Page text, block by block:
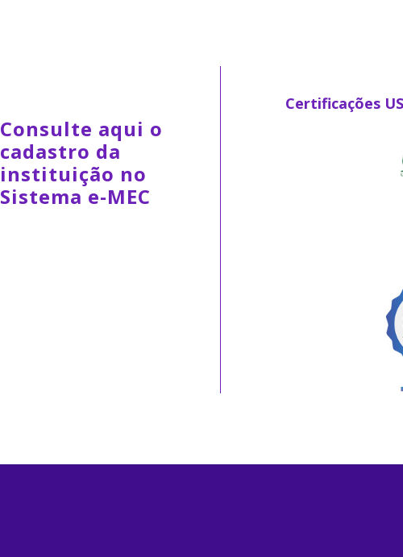
Consulte aqui o
cadastro da
instituição no
Sistema e-MEC
Certificações